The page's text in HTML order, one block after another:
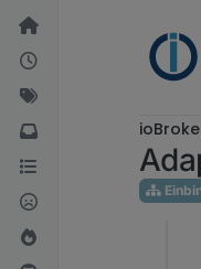
Weiter zum Inhalt